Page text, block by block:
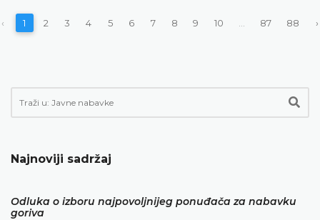
‹ 1 2 3 4 5 6 7 8 9 10 87 88 ›
Najnoviji sadržaj
Odluka o izboru najpovoljnijeg ponuđača za nabavku
goriva